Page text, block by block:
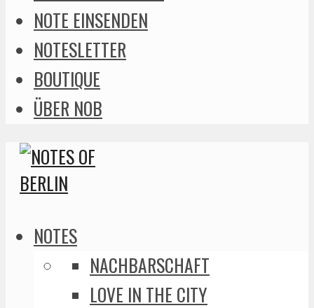
NOTE EINSENDEN
NOTESLETTER
BOUTIQUE
ÜBER NOB
NOTES
NACHBARSCHAFT
LOVE IN THE CITY